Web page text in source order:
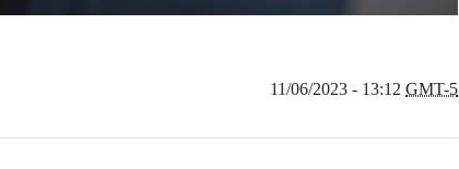
11/06/2023 - 13:12 GMT-5